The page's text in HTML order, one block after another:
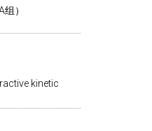
）
kinetic